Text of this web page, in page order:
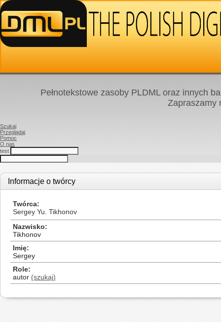
Pełnotekstowe zasoby PLDML oraz innych
Zapraszamy
Szukaj
Przeglądaj
Pomoc
O nas
test
Informacje o twórcy
Twórca
Sergey Yu. Tikhonov
Nazwisko
Tikhonov
Imię
Sergey
Role
autor (szukaj)